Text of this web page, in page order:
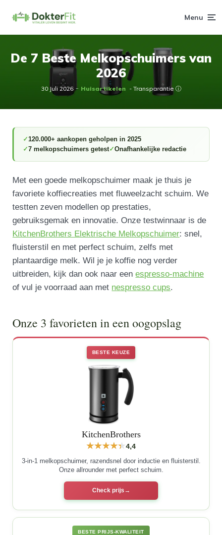
Menu
De 7 Beste Melkopschuimers van
2026
30 Juli 2026 Huisartikelen - Transparantie ⓘ
120.000+ aankopen geholpen in 2025
7 melkopschuimers getest
Onafhankelijke redactie
Met een goede melkopschuimer maak je thuis je
favoriete koffiecreaties met fluweelzacht schuim. We
testten zeven modellen op prestaties,
gebruiksgemak en innovatie. Onze testwinnaar is de
KitchenBrothers Elektrische Melkopschuimer: snel,
fluisterstil en met perfect schuim, zelfs met
plantaardige melk. Wil je je koffie nog verder
uitbreiden, kijk dan ook naar eenespresso-machine
of vul je voorraad aan met nespresso cups.
Onze 3 favorieten in een oogopslag
BESTE KEUZE
KitchenBrothers
4,4
3-in-1 melkopschuimer, razendsnel door inductie en fluisterstil.
Onze allrounder met perfect schuim.
Check prijs
BESTE PRIJS-KWALITEIT